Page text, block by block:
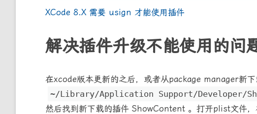
XCode 8.X 需要 usign 才能使用插件
解决插件升级不能使用的问
在xcode版本更新的之后，或者从package manager新
~/Library/Application Support/Developer/
然后找到新下载的插件 ShowContent 。打开plist文件